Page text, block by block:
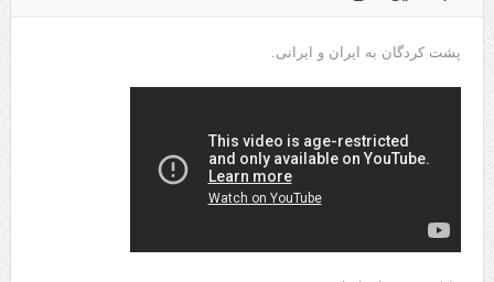
پشت کردگان به ایران و ایرانی.